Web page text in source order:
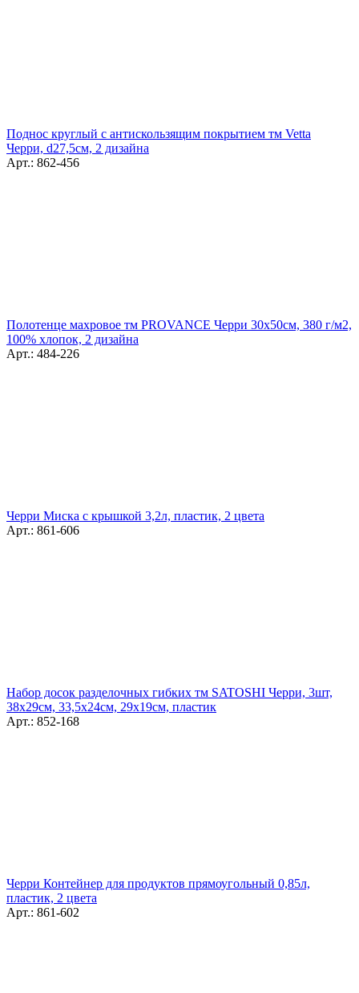
Поднос круглый с антискользящим покрытием тм Vetta
Черри, d27,5см, 2 дизайна
Арт.: 862-456
Полотенце махровое тм PROVANCE Черри 30х50см, 380 г/м2,
100% хлопок, 2 дизайна
Арт.: 484-226
Черри Миска с крышкой 3,2л, пластик, 2 цвета
Арт.: 861-606
Набор досок разделочных гибких тм SATOSHI Черри, 3шт,
38х29см, 33,5х24см, 29х19см, пластик
Арт.: 852-168
Черри Контейнер для продуктов прямоугольный 0,85л,
пластик, 2 цвета
Арт.: 861-602